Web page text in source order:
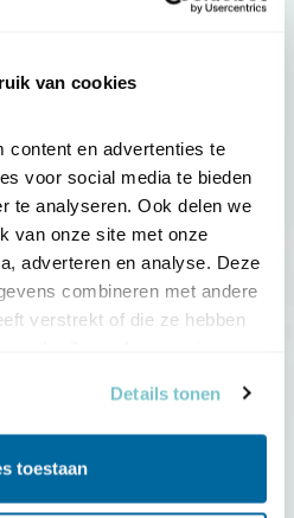
van cookies
content en advertenties te
voor social media te bieden
te analyseren. Ook delen we
van onze site met onze
adverteren en analyse. Deze
combineren met andere
verstrekt of die ze hebben
Details tonen
toestaan
van Vogelbescherming.